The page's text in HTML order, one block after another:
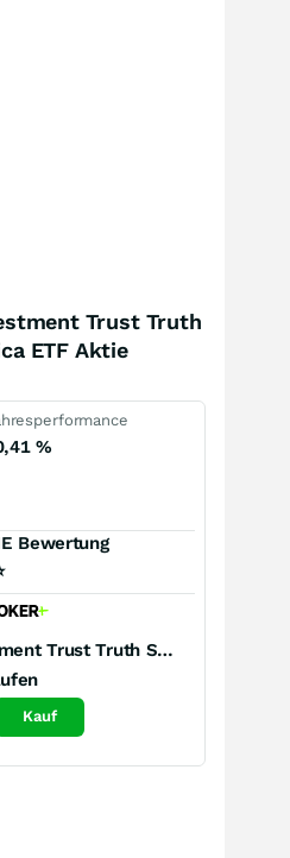
Trust Truth
ETF Aktie
%
Bewertung
Yorkville America Investment Trust Truth Social God Bless America ETF
Kauf